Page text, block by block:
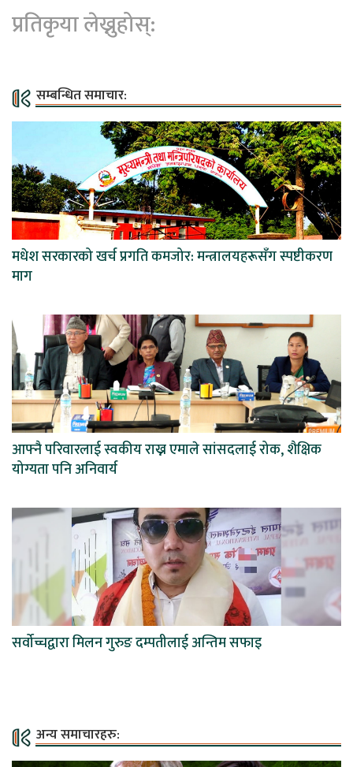
प्रतिकृया लेख्नुहोस्:
सम्बन्धित समाचार:
मधेश सरकारको खर्च प्रगति कमजोर: मन्त्रालयहरूसँग स्पष्टीकरण
माग
आफ्नै परिवारलाई स्वकीय राख्न एमाले सांसदलाई रोक, शैक्षिक
योग्यता पनि अनिवार्य
सर्वोच्चद्वारा मिलन गुरुङ दम्पतीलाई अन्तिम सफाइ
अन्य समाचारहरु: